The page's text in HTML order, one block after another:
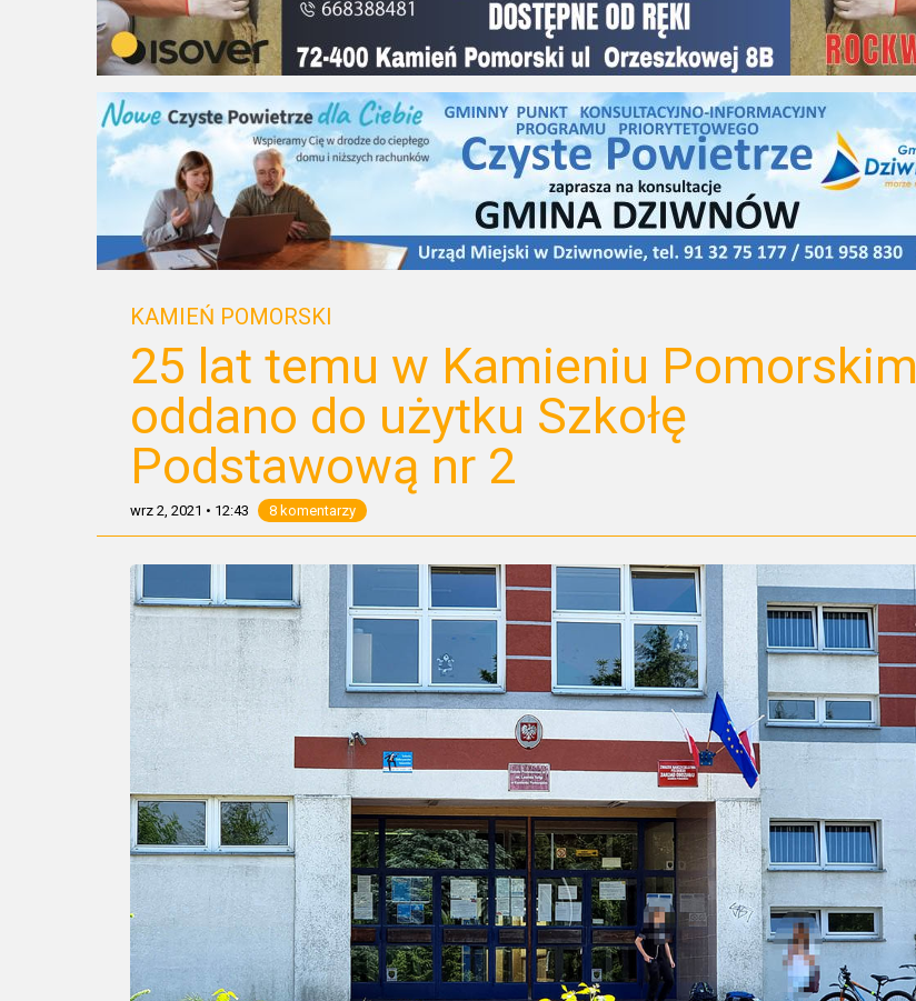
KAMIEŃ POMORSKI
25 lat temu w Kamieniu Pomorskim
oddano do użytku Szkołę
Podstawową nr 2
wrz 2, 2021 • 12:43 8 komentarzy